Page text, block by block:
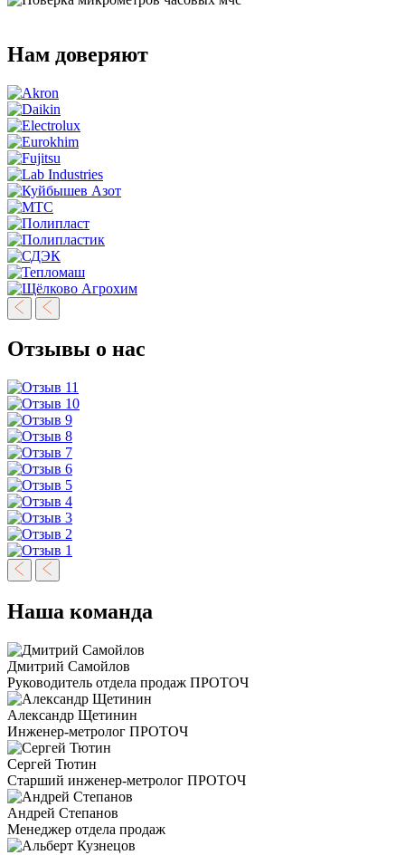
Нам доверяют
Отзывы о нас
Наша команда
Дмитрий Самойлов
Руководитель отдела продаж ПРОТОЧ
Александр Щетинин
Инженер-метролог ПРОТОЧ
Сергей Тютин
Старший инженер-метролог ПРОТОЧ
Андрей Степанов
Менеджер отдела продаж